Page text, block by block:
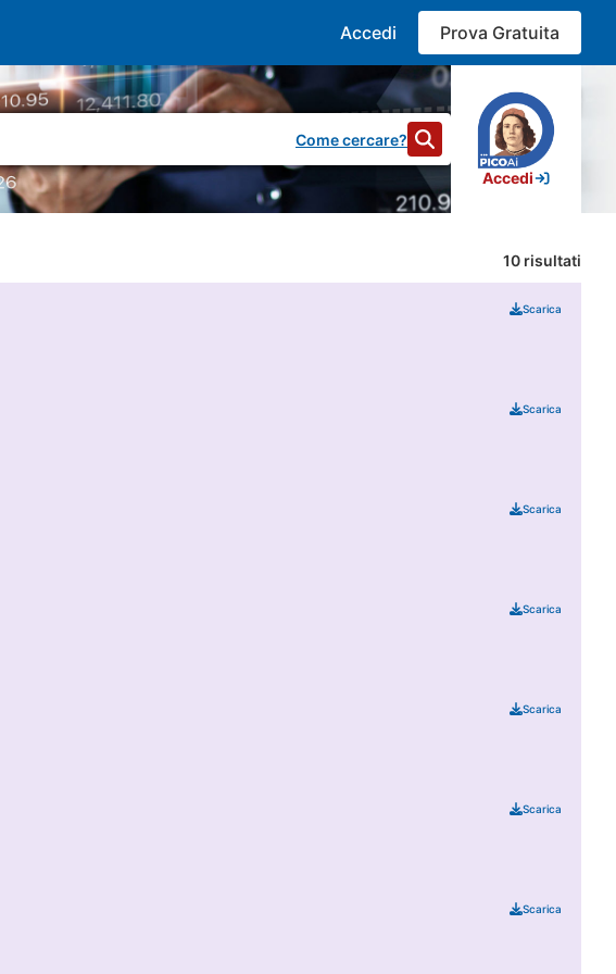
Accedi Prova Gratuita
Come cercare?
Accedi
10 risultati
Scarica
Scarica
Scarica
Scarica
Scarica
Scarica
Scarica